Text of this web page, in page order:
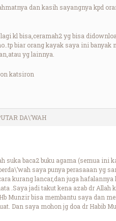
dan kasih sayangnya kpd
kl bisa,ceramah2 yg bisa
biar orang kayak saya ini banyak
yg lainnya.
katsiron
DA\’WAH
suka baca2 buku agama (semua ini
saya punya perasaaan yg
kurang lancar,dan juga
.Saya jadi takut kena azab dr
Munzir bisa membantu saya dan
Dan saya mohon jg doa dr Habib